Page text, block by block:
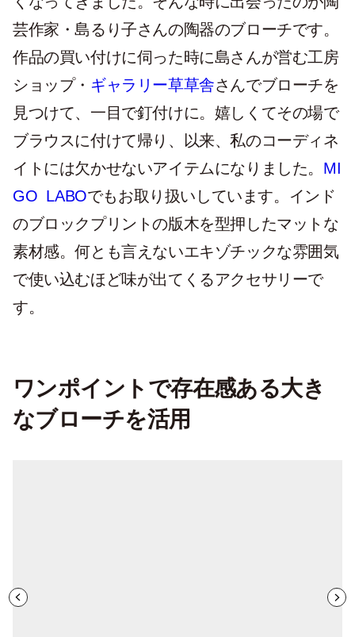
芸作家・島るり子さんの陶器のブローチです。
作品の買い付けに伺った時に島さんが営む工房
ショップ・ ギャラリー草草舎さんでブローチを
見つけて、一目で釘付けに。嬉しくてその場で
ブラウスに付けて帰り、以来、私のコーディネ
イトには欠かせないアイテムになりました。 MI
GO LABOでもお取り扱いしています。インド
のブロックプリントの版木を型押したマットな
素材感。何とも言えないエキゾチックな雰囲気
で使い込むほど味が出てくるアクセサリーで
す。
ワンポイントで存在感ある大き
なブローチを活用